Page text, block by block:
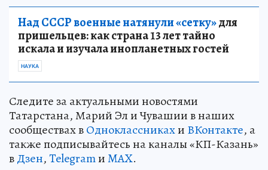
Над СССР военные натянули «сетку»для
пришельцев: как страна 13 лет тайно
искала и изучала инопланетных гостей
НАУКА
Следите за актуальными новостями
Татарстана, Марий Эл и Чувашии в наших
сообществах вОдноклассникахи ВКонтакте, а
также подписывайтесь на каналы «КП-Казань»
вДзен,TelegramиMAX.